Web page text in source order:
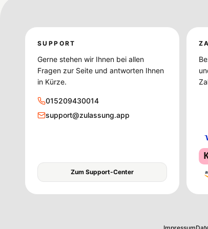
SUPPORT
Gerne stehen wir Ihnen bei allen
Fragen zur Seite und antworten Ihnen
in Kürze.
015209430014
support@zulassung.app
Zum Support-Center